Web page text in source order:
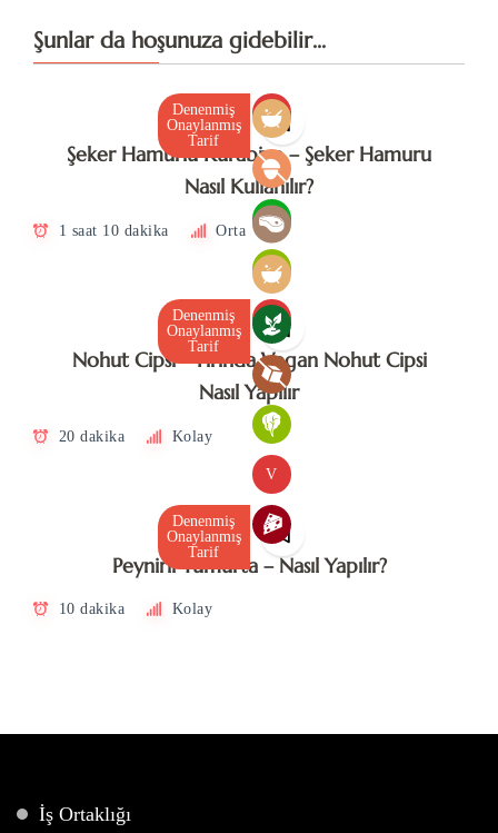
Şunlar da hoşunuza gidebilir...
Denenmiş
Onaylanmış
Tarif
V
Şeker Hamurlu Kurabiye – Şeker Hamuru
Nasıl Kullanılır?
1 saat 10 dakika Orta
Denenmiş
Onaylanmış
Tarif
V
Nohut Cipsi – Fırında Vegan Nohut Cipsi
Nasıl Yapılır
20 dakika Kolay
Denenmiş
Onaylanmış
Tarif
V
Peynirli Yumurta – Nasıl Yapılır?
10 dakika Kolay
İş Ortaklığı